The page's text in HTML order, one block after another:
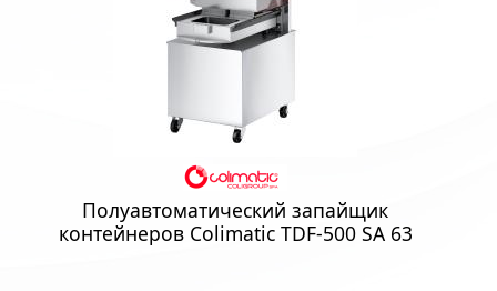
Полуавтоматический запайщик
контейнеров Colimatic TDF-500 SA 63